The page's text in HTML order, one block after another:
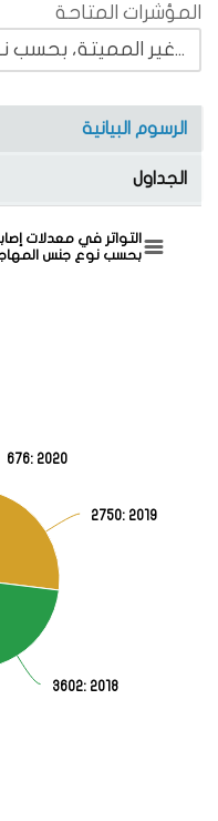
المؤشرات المتاحة
المؤشر 1.8.8 التواتر في معدلات إصابات العمل المميتة وغير المميتة، بحسب نوع جنس المهاجرين ووضعهم
الرسوم البيانية
الجداول
التواتر في معدلات إصابات العمل
676: 2020
2750: 2019
3602: 2018
التواتر في معدلات
بحسب نوع جنس